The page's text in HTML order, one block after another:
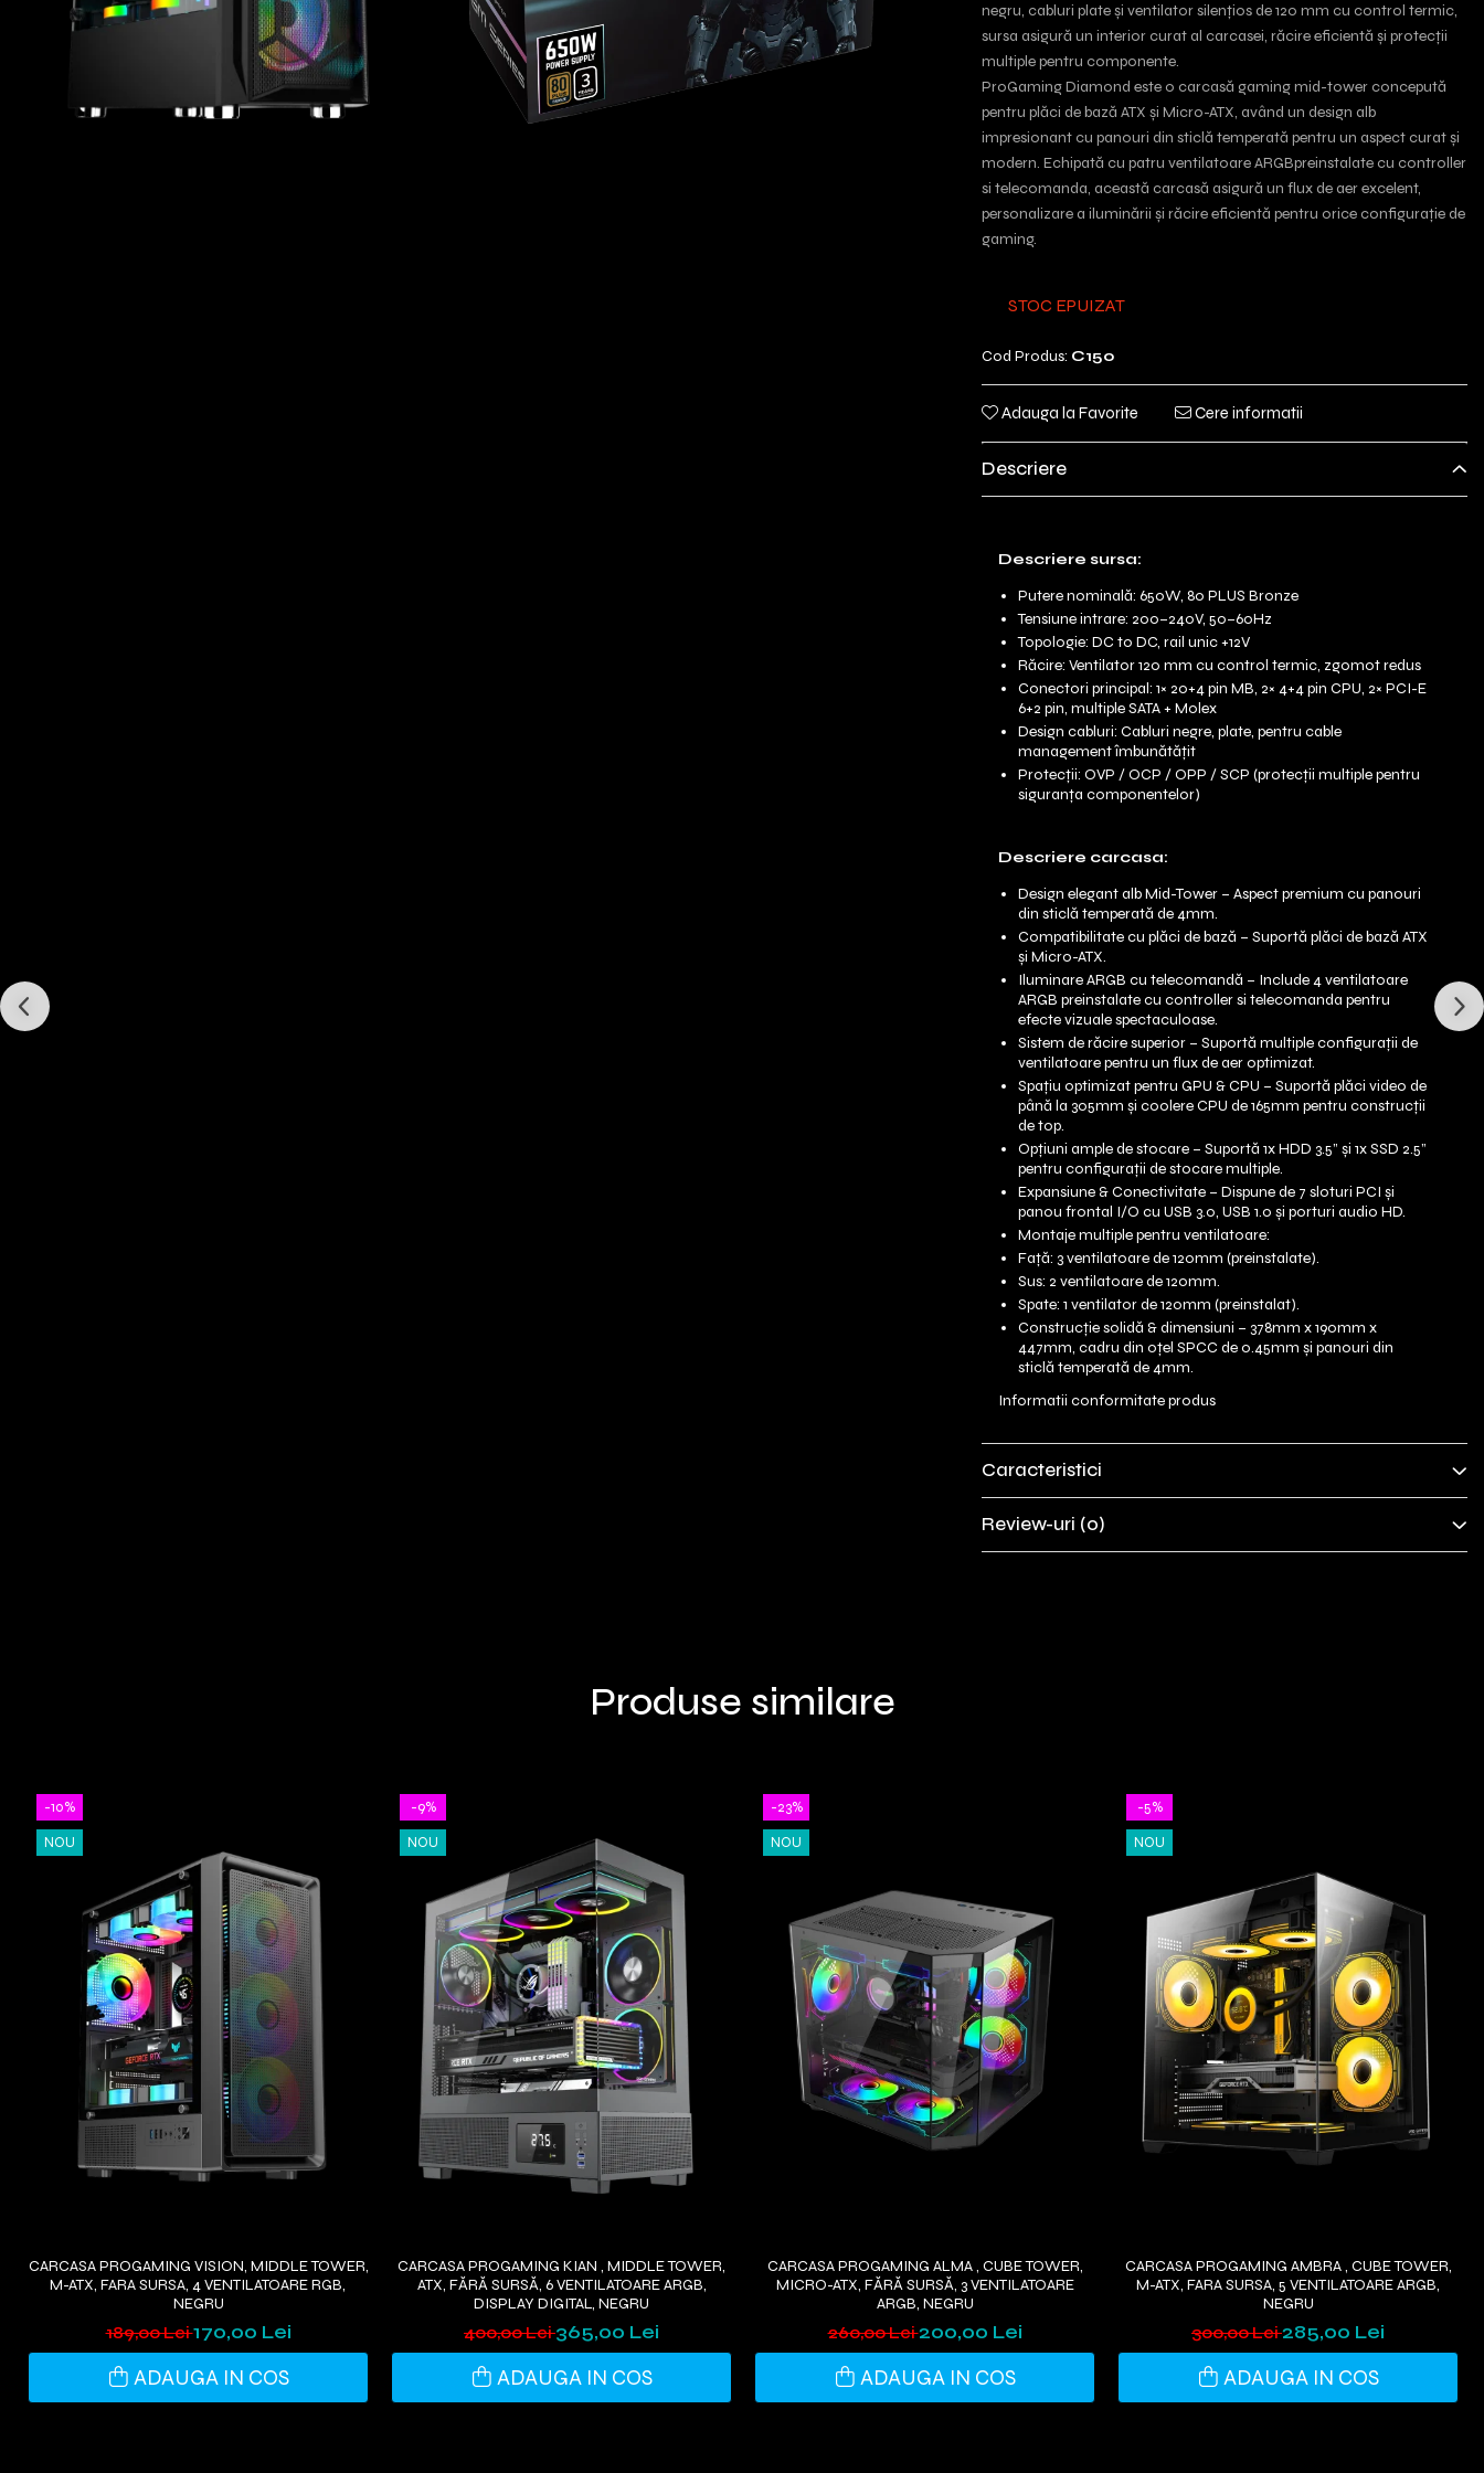
negru, cabluri plate și ventilator silențios de 120 mm cu control termic,
sursa asigură un interior curat al carcasei, răcire eficientă și protecții
multiple pentru componente.
ProGaming Diamond este o carcasă gaming mid-tower concepută
pentru plăci de bază ATX și Micro-ATX, având un design alb
impresionant cu panouri din sticlă temperată pentru un aspect curat și
modern. Echipată cu patru ventilatoare ARGBpreinstalate cu controller
si telecomanda, această carcasă asigură un flux de aer excelent,
personalizare a iluminării și răcire eficientă pentru orice configurație de
gaming.
STOC EPUIZAT
Cod Produs: C150
Adauga la Favorite Cere informatii
Descriere
Descriere sursa:
Putere nominală: 650W, 80 PLUS Bronze
Tensiune intrare: 200–240V, 50–60Hz
Topologie: DC to DC, rail unic +12V
Răcire: Ventilator 120 mm cu control termic, zgomot redus
Conectori principal: 1× 20+4 pin MB, 2× 4+4 pin CPU, 2× PCI-E
6+2 pin, multiple SATA + Molex
Design cabluri: Cabluri negre, plate, pentru cable
management îmbunătățit
Protecții: OVP / OCP / OPP / SCP (protecții multiple pentru
siguranța componentelor)
Descriere carcasa:
Design elegant alb Mid-Tower – Aspect premium cu panouri
din sticlă temperată de 4mm.
Compatibilitate cu plăci de bază – Suportă plăci de bază ATX
și Micro-ATX.
Iluminare ARGB cu telecomandă – Include 4 ventilatoare
ARGB preinstalate cu controller si telecomanda pentru
efecte vizuale spectaculoase.
Sistem de răcire superior – Suportă multiple configurații de
ventilatoare pentru un flux de aer optimizat.
Spațiu optimizat pentru GPU & CPU – Suportă plăci video de
până la 305mm și coolere CPU de 165mm pentru construcții
de top.
Opțiuni ample de stocare – Suportă 1x HDD 3.5” și 1x SSD 2.5”
pentru configurații de stocare multiple.
Expansiune & Conectivitate – Dispune de 7 sloturi PCI și
panou frontal I/O cu USB 3.0, USB 1.0 și porturi audio HD.
Montaje multiple pentru ventilatoare:
Față: 3 ventilatoare de 120mm (preinstalate).
Sus: 2 ventilatoare de 120mm.
Spate: 1 ventilator de 120mm (preinstalat).
Construcție solidă & dimensiuni – 378mm x 190mm x
447mm, cadru din oțel SPCC de 0.45mm și panouri din
sticlă temperată de 4mm.
Informatii conformitate produs
Caracteristici
Review-uri (0)
Produse similare
-10%
NOU
CARCASA PROGAMING VISION, MIDDLE TOWER,
M-ATX, FARA SURSA, 4 VENTILATOARE RGB,
NEGRU
189,00 Lei170,00 Lei
ADAUGA IN COS
-9%
NOU
CARCASA PROGAMING KIAN , MIDDLE TOWER,
ATX, FĂRĂ SURSĂ, 6 VENTILATOARE ARGB,
DISPLAY DIGITAL, NEGRU
400,00 Lei365,00 Lei
ADAUGA IN COS
-23%
NOU
CARCASA PROGAMING ALMA , CUBE TOWER,
MICRO-ATX, FĂRĂ SURSĂ, 3 VENTILATOARE
ARGB, NEGRU
260,00 Lei200,00 Lei
ADAUGA IN COS
-5%
NOU
CARCASA PROGAMING AMBRA , CUBE TOWER,
M-ATX, FARA SURSA, 5 VENTILATOARE ARGB,
NEGRU
300,00 Lei285,00 Lei
ADAUGA IN COS